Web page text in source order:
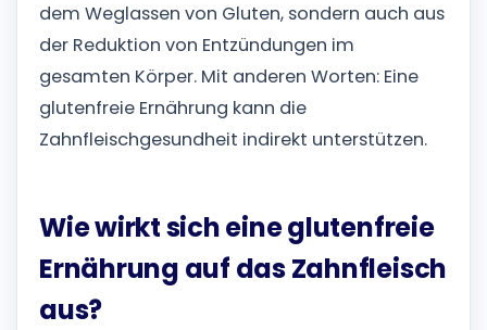
dem Weglassen von Gluten, sondern auch aus
der Reduktion von Entzündungen im
gesamten Körper. Mit anderen Worten: Eine
glutenfreie Ernährung kann die
Zahnfleischgesundheit indirekt unterstützen.
Wie wirkt sich eine glutenfreie
Ernährung auf das Zahnfleisch
aus?